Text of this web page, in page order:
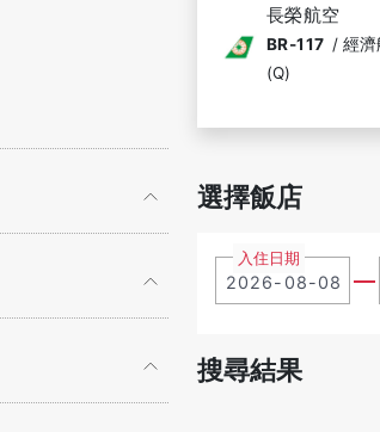
長榮航空
BR-117 /經濟
(Q)
選擇飯店
入住日期
搜尋結果